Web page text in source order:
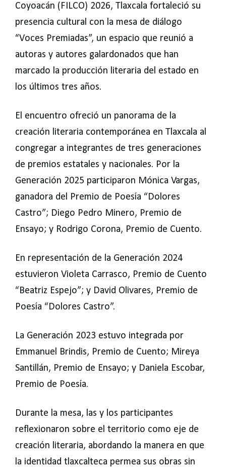
Coyoacán (FILCO) 2026, Tlaxcala fortaleció su
presencia cultural con la mesa de diálogo
“Voces Premiadas”, un espacio que reunió a
autoras y autores galardonados que han
marcado la producción literaria del estado en
los últimos tres años.
El encuentro ofreció un panorama de la
creación literaria contemporánea en Tlaxcala al
congregar a integrantes de tres generaciones
de premios estatales y nacionales. Por la
Generación 2025 participaron Mónica Vargas,
ganadora del Premio de Poesía “Dolores
Castro”; Diego Pedro Minero, Premio de
Ensayo; y Rodrigo Corona, Premio de Cuento.
En representación de la Generación 2024
estuvieron Violeta Carrasco, Premio de Cuento
“Beatriz Espejo”; y David Olivares, Premio de
Poesía “Dolores Castro”.
La Generación 2023 estuvo integrada por
Emmanuel Brindis, Premio de Cuento; Mireya
Santillán, Premio de Ensayo; y Daniela Escobar,
Premio de Poesía.
Durante la mesa, las y los participantes
reflexionaron sobre el territorio como eje de
creación literaria, abordando la manera en que
la identidad tlaxcalteca permea sus obras sin